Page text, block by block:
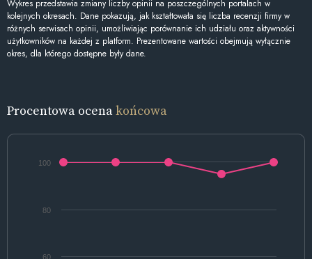
Wykres przedstawia zmiany liczby opinii na poszczególnych portalach w
kolejnych okresach. Dane pokazują, jak kształtowała się liczba recenzji firmy w
różnych serwisach opinii, umożliwiając porównanie ich udziału oraz aktywności
użytkowników na każdej z platform. Prezentowane wartości obejmują wyłącznie
okres, dla którego dostępne były dane.
Procentowa ocenakońcowa
60
80
100